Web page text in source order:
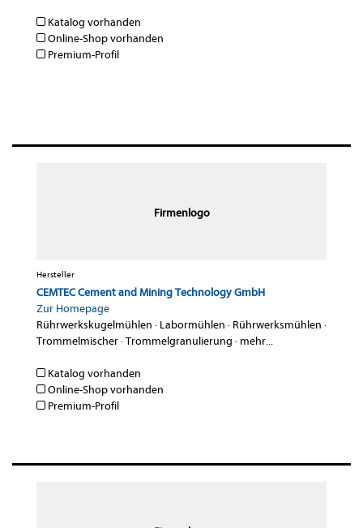
Katalog vorhanden
Online-Shop vorhanden
Premium-Profil
Firmenlogo
Hersteller
CEMTEC Cement and Mining Technology GmbH
Zur Homepage
Rührwerkskugelmühlen · Labormühlen · Rührwerksmühlen ·
Trommelmischer·Trommelgranulierung · mehr...
Katalog vorhanden
Online-Shop vorhanden
Premium-Profil